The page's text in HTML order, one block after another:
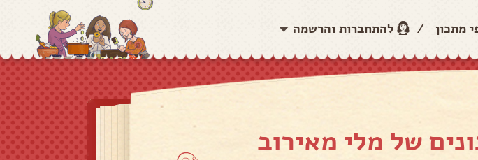
מתכון / להתחברות והרשמה
של מלי מאירוב